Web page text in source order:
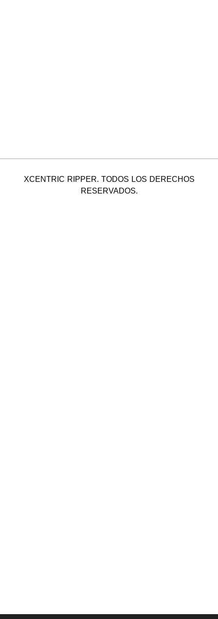
XCENTRIC RIPPER. TODOS LOS DERECHOS
RESERVADOS.